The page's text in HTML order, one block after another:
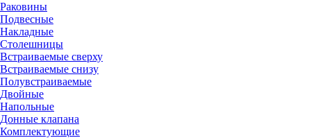
Раковины
Подвесные
Накладные
Столешницы
Встраиваемые сверху
Встраиваемые снизу
Полувстраиваемые
Двойные
Напольные
Донные клапана
Комплектующие